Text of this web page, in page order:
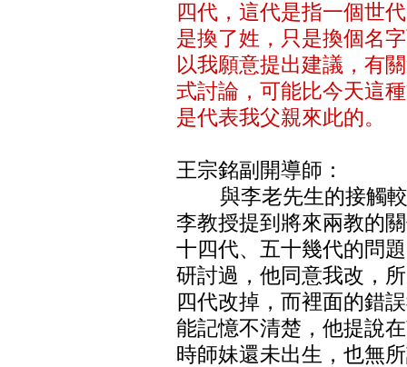
四代，這代是指一個世
是換了姓，只是換個名
以我願意提出建議，有
式討論，可能比今天這
是代表我父親來此的。
王宗銘副開導師：
與李老先生的接觸較
李教授提到將來兩教的
十四代、五十幾代的問
研討過，他同意我改，
四代改掉，而裡面的錯
能記憶不清楚，他提說
時師妹還未出生，也無